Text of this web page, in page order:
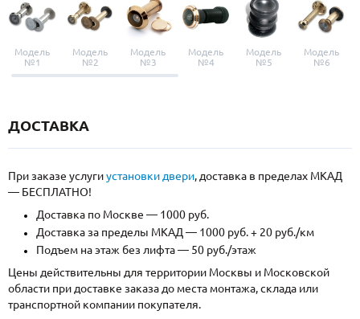
Модель
№1
Модель
№2
Модель
№3
Модель
№4
Модель
№5
Модель
№6
ДОСТАВКА
При заказе услугиустановки двери, доставка в пределах МКАД
— БЕСПЛАТНО!
Доставка по Москве — 1000 руб.
Доставка за пределы МКАД — 1000 руб. + 20 руб./км
Подъем на этаж без лифта — 50 руб./этаж
Цены действительны для территории Москвы и Московской
области при доставке заказа до места монтажа, склада или
транспортной компании покупателя.